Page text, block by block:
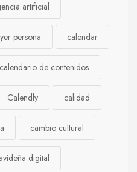
artificial
persona calendar
calendario de contenidos
Calendly calidad
cambio cultural
digital